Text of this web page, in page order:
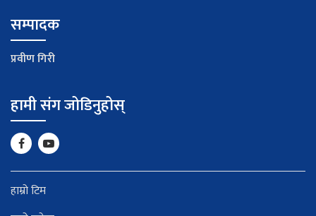
सम्पादक
प्रवीण गिरी
हामी संग जोडिनुहोस्
हाम्रो टिम